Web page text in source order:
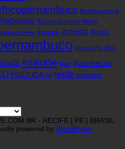
#fundaoeleitoral
#joaocampos #leitos
#miguelcoelho #mppe #olinda #oms
#petrolina #pt
#saude #tce #vacinacao
POLÍTICA pp recife vereador
- RECIFE | PE | BRASIL
powered by WordPress